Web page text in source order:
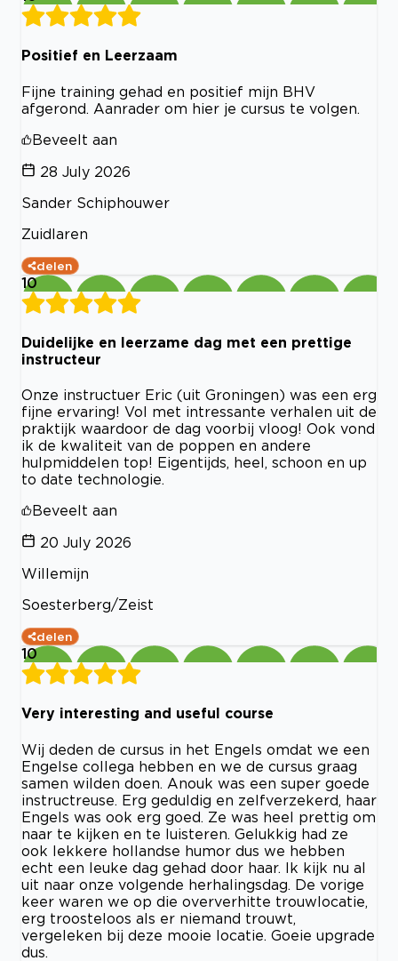
Positief en Leerzaam
Fijne training gehad en positief mijn BHV
afgerond. Aanrader om hier je cursus te volgen.
Beveelt aan
28 July 2026
Sander Schiphouwer
Zuidlaren
delen
10
Duidelijke en leerzame dag met een prettige
instructeur
Onze instructuer Eric (uit Groningen) was een erg
fijne ervaring! Vol met intressante verhalen uit de
praktijk waardoor de dag voorbij vloog! Ook vond
ik de kwaliteit van de poppen en andere
hulpmiddelen top! Eigentijds, heel, schoon en up
to date technologie.
Beveelt aan
20 July 2026
Willemijn
Soesterberg/Zeist
delen
10
Very interesting and useful course
Wij deden de cursus in het Engels omdat we een
Engelse collega hebben en we de cursus graag
samen wilden doen. Anouk was een super goede
instructreuse. Erg geduldig en zelfverzekerd, haar
Engels was ook erg goed. Ze was heel prettig om
naar te kijken en te luisteren. Gelukkig had ze
ook lekkere hollandse humor dus we hebben
echt een leuke dag gehad door haar. Ik kijk nu al
uit naar onze volgende herhalingsdag. De vorige
keer waren we op die oververhitte trouwlocatie,
erg troosteloos als er niemand trouwt,
vergeleken bij deze mooie locatie. Goeie upgrade
dus.